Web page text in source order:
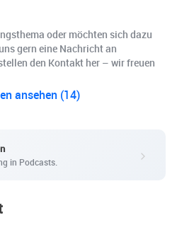
oder möchten sich dazu
gern eine Nachricht an
den Kontakt her – wir freuen
ansehen (14)
in Podcasts.